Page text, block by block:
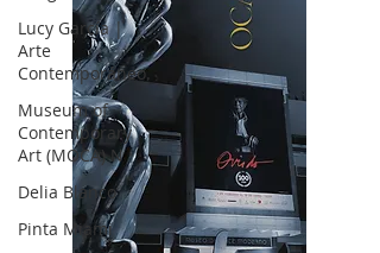
Lucy García |
Arte
Contemporáneo.
Museum of
Contemporary
Art (MOCA) N
Delia Blanco
Pinta Miami